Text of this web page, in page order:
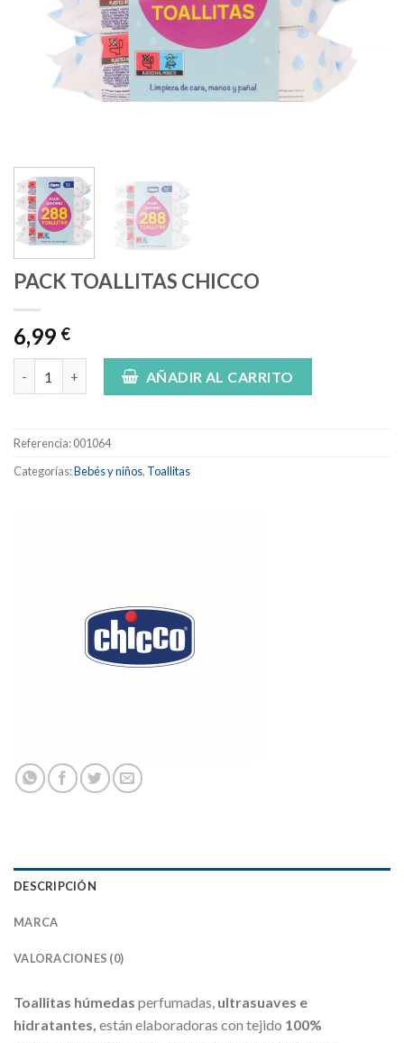
PACK TOALLITAS CHICCO
6,99 €
PACK TOALLITAS CHICCO cantidad
AÑADIR AL CARRITO
Referencia:001064
Categorías:Bebés y niños, Toallitas
DESCRIPCIÓN
MARCA
VALORACIONES (0)
Toallitas húmedas perfumadas, ultrasuaves e
hidratantes, están elaboradoras con tejido 100%